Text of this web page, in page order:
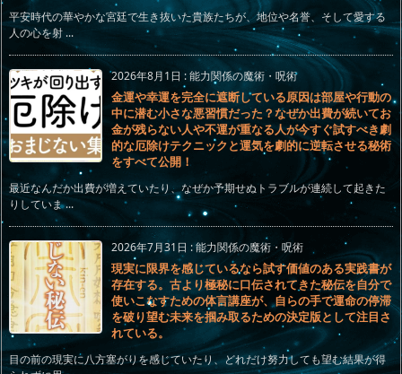
平安時代の華やかな宮廷で生き抜いた貴族たちが、地位や名誉、そして愛する
人の心を射 ...
2026年8月1日 :能力関係の魔術・呪術
金運や幸運を完全に遮断している原因は部屋や行動の
中に潜む小さな悪習慣だった？なぜか出費が続いてお
金が残らない人や不運が重なる人が今すぐ試すべき劇
的な厄除けテクニックと運気を劇的に逆転させる秘術
をすべて公開！
最近なんだか出費が増えていたり、なぜか予期せぬトラブルが連続して起きた
りしていま ...
2026年7月31日 :能力関係の魔術・呪術
現実に限界を感じているなら試す価値のある実践書が
存在する。古より極秘に口伝されてきた秘伝を自分で
使いこなすための体言講座が、自らの手で運命の停滞
を破り望む未来を掴み取るための決定版として注目さ
れている。
目の前の現実に八方塞がりを感じていたり、どれだけ努力しても望む結果が得